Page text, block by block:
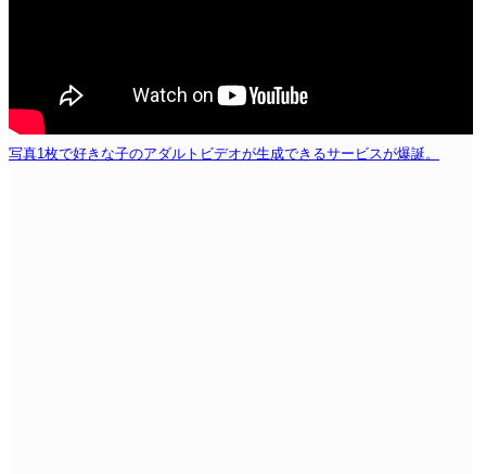
写真1枚で好きな子のアダルトビデオが生成できるサービスが爆誕。